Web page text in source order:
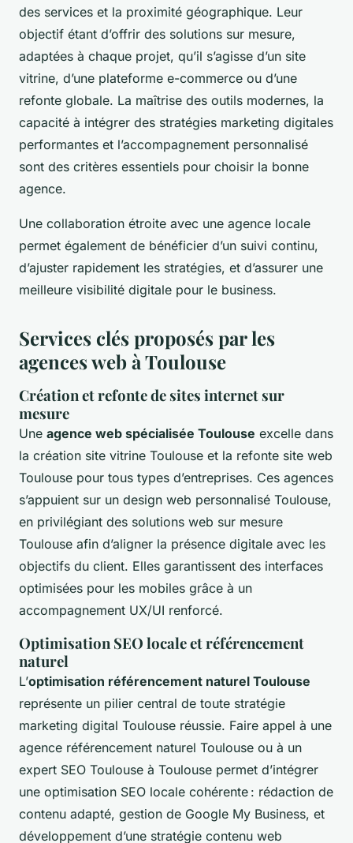
des services et la proximité géographique. Leur
objectif étant d’offrir des solutions sur mesure,
adaptées à chaque projet, qu’il s’agisse d’un site
vitrine, d’une plateforme e-commerce ou d’une
refonte globale. La maîtrise des outils modernes, la
capacité à intégrer des stratégies marketing digitales
performantes et l’accompagnement personnalisé
sont des critères essentiels pour choisir la bonne
agence.
Une collaboration étroite avec une agence locale
permet également de bénéficier d’un suivi continu,
d’ajuster rapidement les stratégies, et d’assurer une
meilleure visibilité digitale pour le business.
Services clés proposés par les
agences web à Toulouse
Création et refonte de sites internet sur
mesure
Une agence web spécialisée Toulouse excelle dans
la création site vitrine Toulouse et la refonte site web
Toulouse pour tous types d’entreprises. Ces agences
s’appuient sur un design web personnalisé Toulouse,
en privilégiant des solutions web sur mesure
Toulouse afin d’aligner la présence digitale avec les
objectifs du client. Elles garantissent des interfaces
optimisées pour les mobiles grâce à un
accompagnement UX/UI renforcé.
Optimisation SEO locale et référencement
naturel
L’optimisation référencement naturel Toulouse
représente un pilier central de toute stratégie
marketing digital Toulouse réussie. Faire appel à une
agence référencement naturel Toulouse ou à un
expert SEO Toulouse à Toulouse permet d’intégrer
une optimisation SEO locale cohérente : rédaction de
contenu adapté, gestion de Google My Business, et
développement d’une stratégie contenu web